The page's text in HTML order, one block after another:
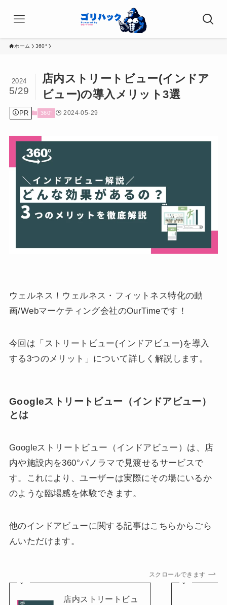
ホーム 360°
店内ストリートビュー(インドア
ビュー)の導入メリット3選
2024
5/29
PR 360° 2024-05-29
ウェルネス！ウェルネス・フィットネス特化の動
画/Webマーケティング会社のOurTimeです！
今回は「ストリートビュー(インドアビュー)を導入
する3つのメリット」について詳しく解説します。
Googleストリートビュー（インドアビュー）
とは
Googleストリートビュー（インドアビュー）は、店
内や施設内を360°パノラマで見渡せるサービスで
す。これにより、ユーザーは実際にその場にいるか
のような臨場感を体験できます。
他のインドアビューに関する記事はこちらからごら
んいただけます。
スクロールできます
店内ストリートビュ